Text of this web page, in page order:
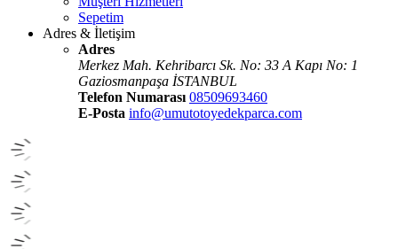
Sepetim
Adres & İletişim
Adres
Merkez Mah. Kehribarcı Sk. No: 33 A Kapı No: 1
Gaziosmanpaşa İSTANBUL
Telefon Numarası 08509693460
E-Posta info@umutotoyedekparca.com